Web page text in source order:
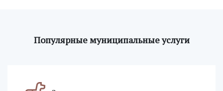
Популярные муниципальные услуги